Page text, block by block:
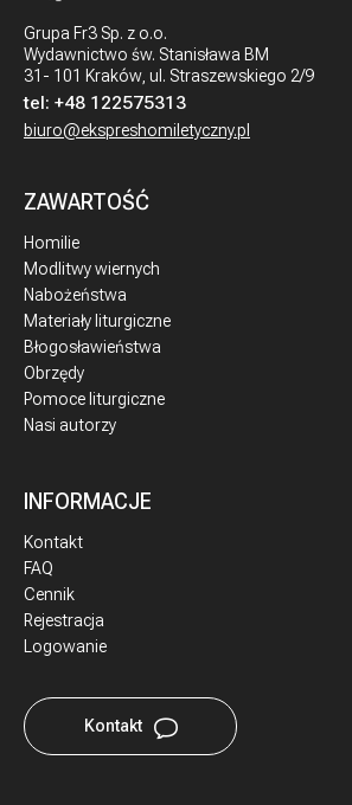
Grupa Fr3 Sp. z o.o.
Wydawnictwo św. Stanisława BM
31- 101 Kraków, ul. Straszewskiego 2/9
tel: +48 122575313
biuro@ekspreshomiletyczny.pl
ZAWARTOŚĆ
Homilie
Modlitwy wiernych
Nabożeństwa
Materiały liturgiczne
Błogosławieństwa
Obrzędy
Pomoce liturgiczne
Nasi autorzy
INFORMACJE
Kontakt
FAQ
Cennik
Rejestracja
Logowanie
Kontakt